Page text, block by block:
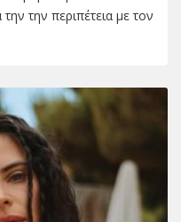
την περιπέτεια με τον